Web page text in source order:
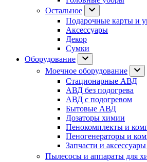
Остальное
Подарочные карты и
Аксессуары
Декор
Сумки
Оборудование
Моечное оборудование
Стационарные АВД
АВД без подогрева
АВД с подогревом
Бытовые АВД
Дозаторы химии
Пенокомплекты и
Пеногенераторы и
Запчасти и
Пылесосы и аппараты для